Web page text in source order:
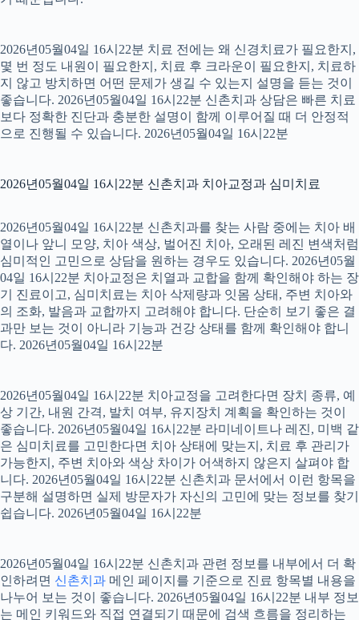
2026년05월04일 16시22분 치료 전에는 왜 신경치료가 필요한지,
몇 번 정도 내원이 필요한지, 치료 후 크라운이 필요한지, 치료하
지 않고 방치하면 어떤 문제가 생길 수 있는지 설명을 듣는 것이
좋습니다. 2026년05월04일 16시22분 신촌치과 상담은 빠른 치료
보다 정확한 진단과 충분한 설명이 함께 이루어질 때 더 안정적
으로 진행될 수 있습니다. 2026년05월04일 16시22분
2026년05월04일 16시22분 신촌치과 치아교정과 심미치료
2026년05월04일 16시22분 신촌치과를 찾는 사람 중에는 치아 배
열이나 앞니 모양, 치아 색상, 벌어진 치아, 오래된 레진 변색처럼
심미적인 고민으로 상담을 원하는 경우도 있습니다. 2026년05월
04일 16시22분 치아교정은 치열과 교합을 함께 확인해야 하는 장
기 진료이고, 심미치료는 치아 삭제량과 잇몸 상태, 주변 치아와
의 조화, 발음과 교합까지 고려해야 합니다. 단순히 보기 좋은 결
과만 보는 것이 아니라 기능과 건강 상태를 함께 확인해야 합니
다. 2026년05월04일 16시22분
2026년05월04일 16시22분 치아교정을 고려한다면 장치 종류, 예
상 기간, 내원 간격, 발치 여부, 유지장치 계획을 확인하는 것이
좋습니다. 2026년05월04일 16시22분 라미네이트나 레진, 미백 같
은 심미치료를 고민한다면 치아 상태에 맞는지, 치료 후 관리가
가능한지, 주변 치아와 색상 차이가 어색하지 않은지 살펴야 합
니다. 2026년05월04일 16시22분 신촌치과 문서에서 이런 항목을
구분해 설명하면 실제 방문자가 자신의 고민에 맞는 정보를 찾기
쉽습니다. 2026년05월04일 16시22분
2026년05월04일 16시22분 신촌치과 관련 정보를 내부에서 더 확
인하려면 신촌치과 메인 페이지를 기준으로 진료 항목별 내용을
나누어 보는 것이 좋습니다. 2026년05월04일 16시22분 내부 정보
는 메인 키워드와 직접 연결되기 때문에 검색 흐름을 정리하는